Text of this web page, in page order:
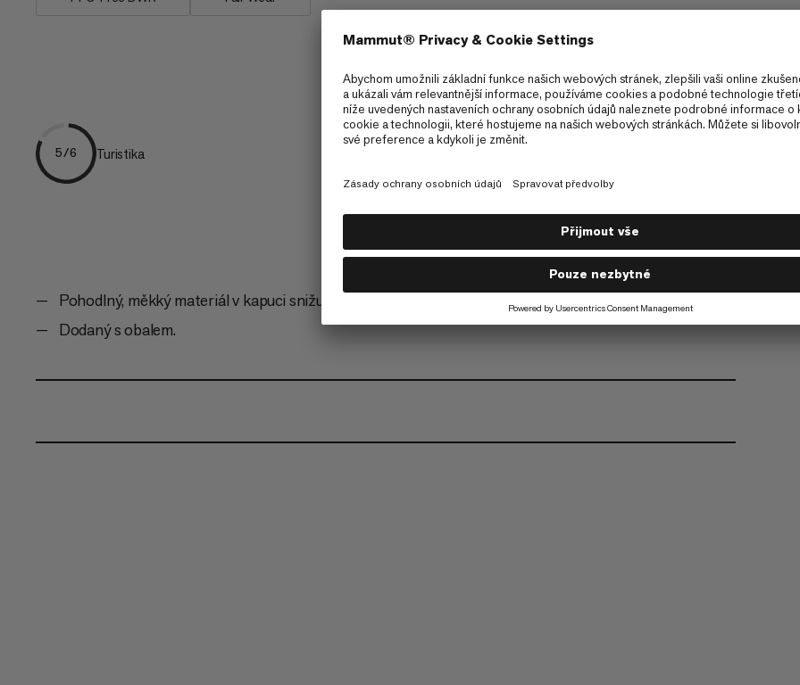
5/6 Turistika
Pohodlný, měkký materiál v kapuci snižuje hluk a zvyšuje pohodlí.
Dodaný s obalem.